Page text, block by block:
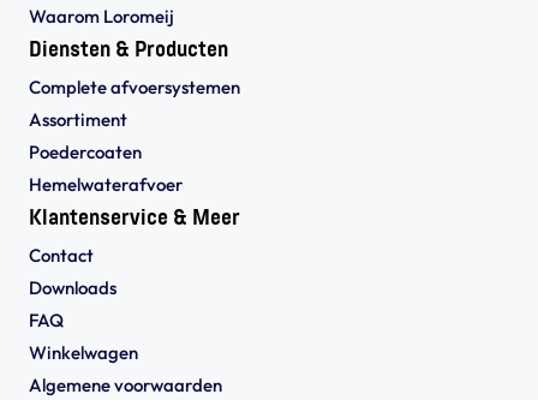
Waarom Loromeij
Diensten & Producten
Complete afvoersystemen
Assortiment
Poedercoaten
Hemelwaterafvoer
Klantenservice & Meer
Contact
Downloads
FAQ
Winkelwagen
Algemene voorwaarden